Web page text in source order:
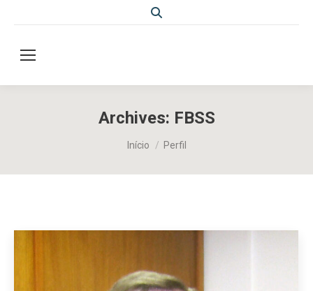
Search:
Archives: FBSS
Início Perfil